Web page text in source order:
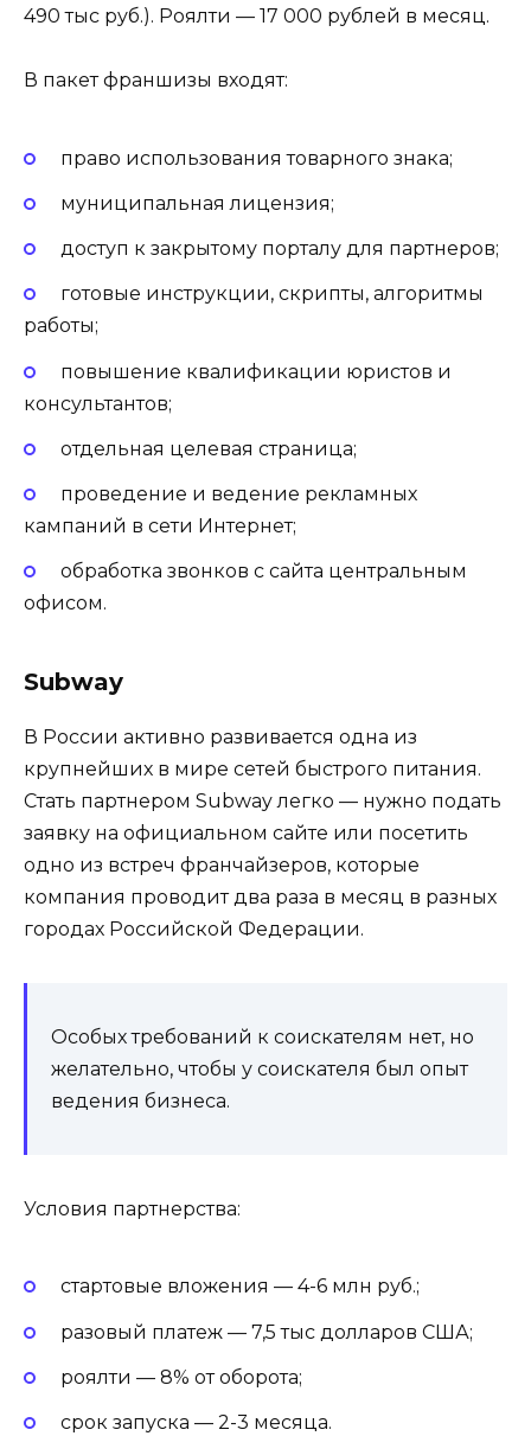
490 тыс руб.). Роялти — 17 000 рублей в месяц.
В пакет франшизы входят:
право использования товарного знака;
муниципальная лицензия;
доступ к закрытому порталу для партнеров;
готовые инструкции, скрипты, алгоритмы
работы;
повышение квалификации юристов и
консультантов;
отдельная целевая страница;
проведение и ведение рекламных
кампаний в сети Интернет;
обработка звонков с сайта центральным
офисом.
Subway
В России активно развивается одна из
крупнейших в мире сетей быстрого питания.
Стать партнером Subway легко — нужно подать
заявку на официальном сайте или посетить
одно из встреч франчайзеров, которые
компания проводит два раза в месяц в разных
городах Российской Федерации.
Особых требований к соискателям нет, но
желательно, чтобы у соискателя был опыт
ведения бизнеса.
Условия партнерства:
стартовые вложения — 4-6 млн руб.;
разовый платеж — 7,5 тыс долларов США;
роялти — 8% от оборота;
срок запуска — 2-3 месяца.